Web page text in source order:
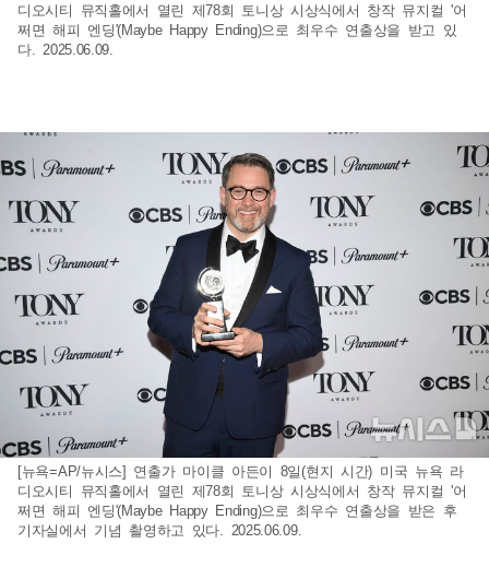
디오시티 뮤직홀에서 열린 제78회 토니상 시상식에서 창작 뮤지컬 '어
쩌면 해피 엔딩'(Maybe Happy Ending)으로 최우수 연출상을 받고 있
다. 2025.06.09.
[뉴욕=AP/뉴시스] 연출가 마이클 아든이 8일(현지 시간) 미국 뉴욕 라
디오시티 뮤직홀에서 열린 제78회 토니상 시상식에서 창작 뮤지컬 '어
쩌면 해피 엔딩'(Maybe Happy Ending)으로 최우수 연출상을 받은 후
기자실에서 기념 촬영하고 있다. 2025.06.09.